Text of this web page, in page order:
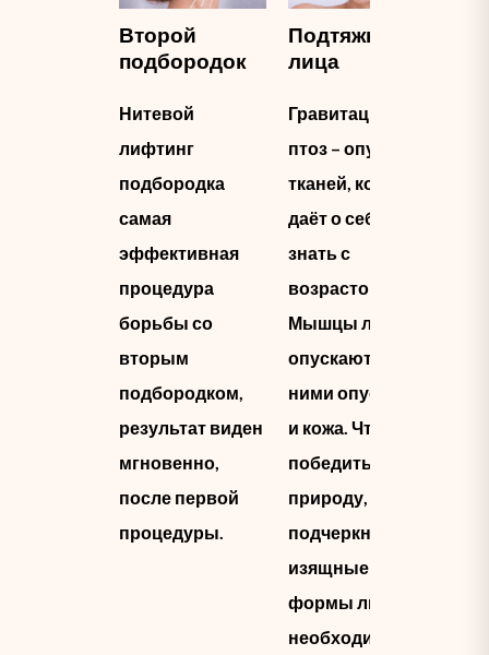
Второй
подбородок
Нитевой
лифтинг
подбородка
самая
эффективная
процедура
борьбы со
вторым
подбородком,
результат виден
мгновенно,
после первой
процедуры.
Подтяжка
лица
Гравитационный
птоз – опущение
тканей, которое
даёт о себе
знать с
возрастом.
Мышцы лица
опускаются, а с
ними опускается
и кожа. Чтобы
победить
природу,
подчеркнуть
изящные
формы лица
необходима его